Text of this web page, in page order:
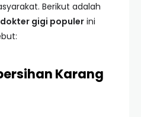
Berikut adalah
gigi populer ini
Karang